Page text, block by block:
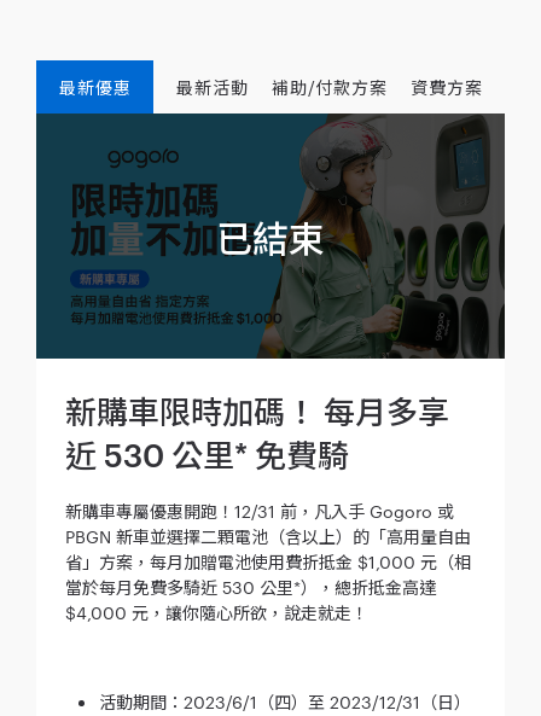
最新優惠 最新活動 補助/付款方案 資費方案
新購車限時加碼！ 每月多享
近 530 公里* 免費騎
新購車專屬優惠開跑！12/31 前，凡入手 Gogoro 或
PBGN 新車並選擇二顆電池（含以上）的「高用量自由
省」方案，每月加贈電池使用費折抵金 $1,000 元（相
當於每月免費多騎近 530 公里*），總折抵金高達
$4,000 元，讓你隨心所欲，說走就走！
活動期間：2023/6/1（四）至 2023/12/31（日）